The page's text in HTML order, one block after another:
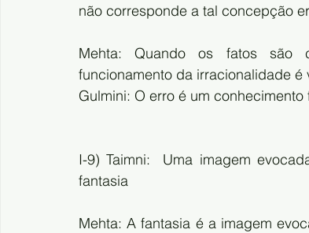
não corresponde a tal concepção
Mehta: Quando os fatos são
funcionamento da irracionalidade é
Gulmini: O erro é um
I-9) Taimni:  Uma imagem
fantasia
Mehta: A fantasia é a imagem